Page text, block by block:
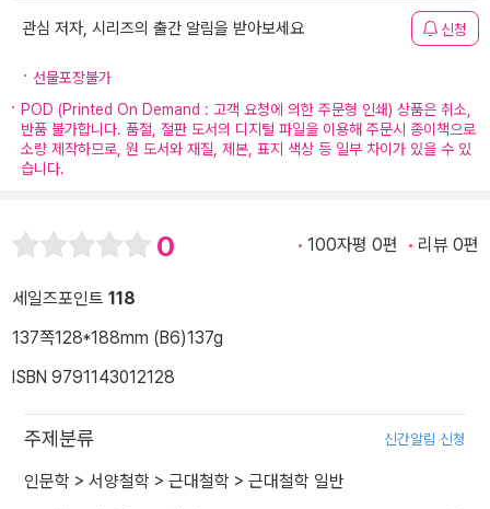
관심 저자, 시리즈의 출간 알림을 받아보세요 신청
선물포장불가
POD (Printed On Demand : 고객 요청에 의한 주문형 인쇄) 상품은 취소,
반품 불가합니다. 품절, 절판 도서의 디지털 파일을 이용해 주문시 종이책으로
소량 제작하므로, 원 도서와 재질, 제본, 표지 색상 등 일부 차이가 있을 수 있
습니다.
0 100자평 0편 리뷰 0편
세일즈포인트 118
137쪽128*188mm (B6)137g
ISBN 9791143012128
주제분류 신간알림 신청
인문학 > 서양철학 > 근대철학 > 근대철학 일반